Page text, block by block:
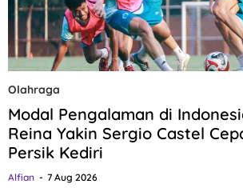
Olahraga
Modal Pengalaman di
Reina Yakin Sergio Castel
Persik Kediri
Alfian 7 Aug 2026